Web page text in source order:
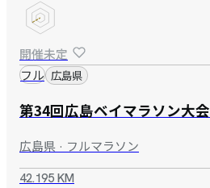
開催未定
フル 広島県
第34回広島ベイマラソン大会
広島県 · フルマラソン
42.195 KM